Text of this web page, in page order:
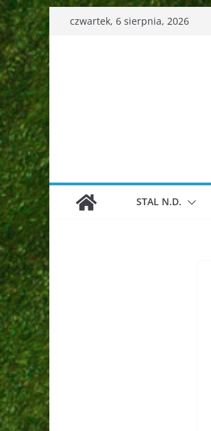
Przejdź
do
czwartek, 6 sierpnia, 2026
STAL N.D.